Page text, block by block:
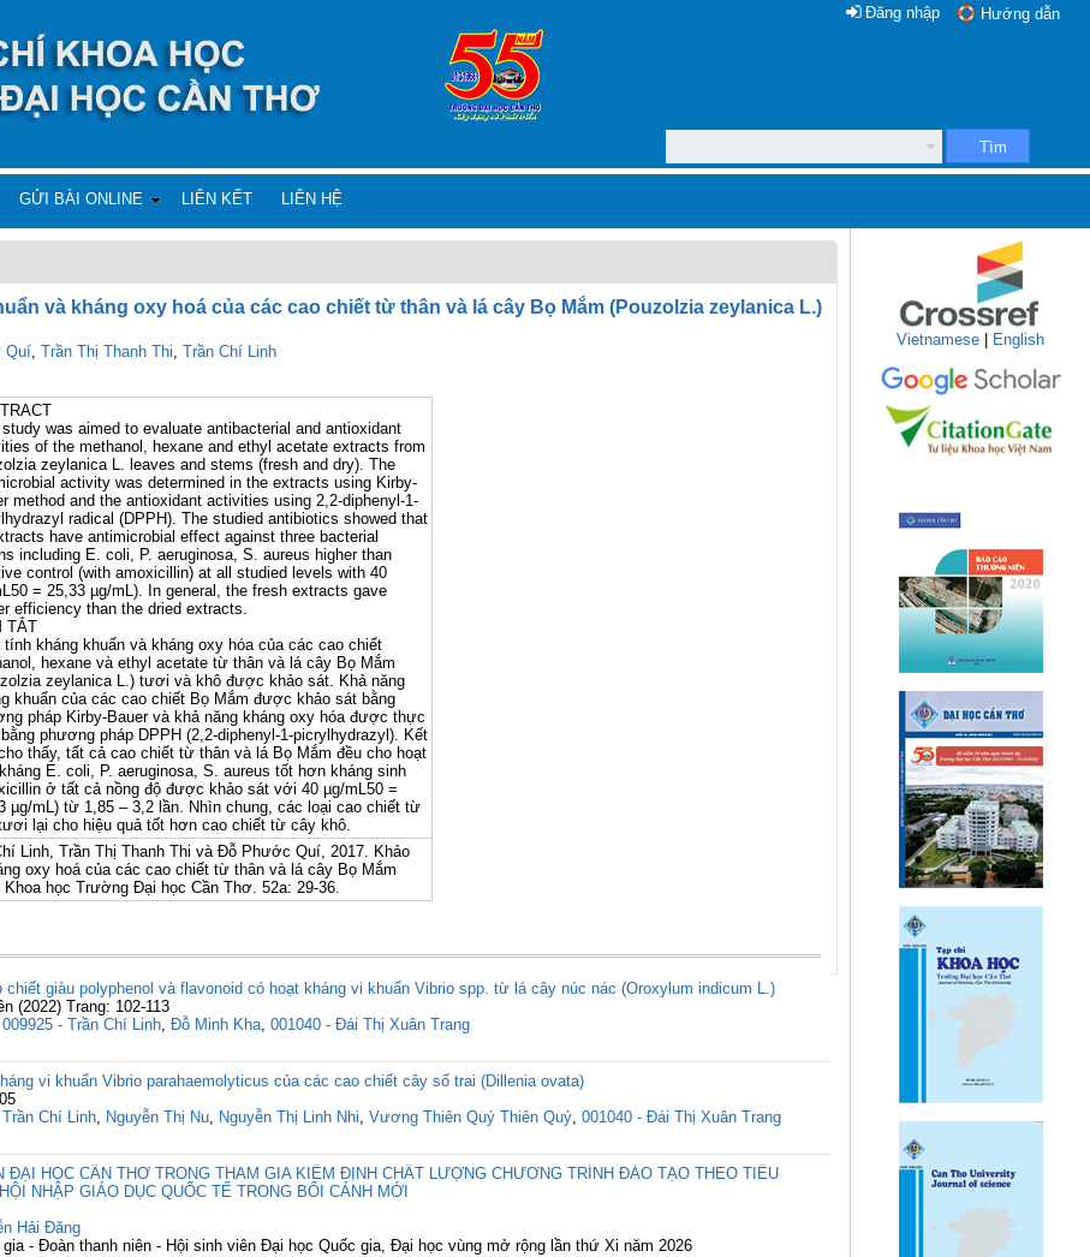
Hướng dẫn
Đăng nhập
Tìm
GỬI BÀI ONLINE LIÊN KẾT LIÊN HỆ
và kháng oxy hoá của các cao chiết từ thân và lá cây Bọ Mắm (Pouzolzia zeylanica L.)
Quí, Trần Thị Thanh Thi, Trần Chí Linh
was aimed to evaluate antibacterial and antioxidant
of the methanol, hexane and ethyl acetate extracts from
zeylanica L. leaves and stems (fresh and dry). The
activity was determined in the extracts using Kirby-
method and the antioxidant activities using 2,2-diphenyl-1-
radical (DPPH). The studied antibiotics showed that
have antimicrobial effect against three bacterial
including E. coli, P. aeruginosa, S. aureus higher than
control (with amoxicillin) at all studied levels with 40
50 = 25,33 µg/mL). In general, the fresh extracts gave
efficiency than the dried extracts.
TẮT
tính kháng khuẩn và kháng oxy hóa của các cao chiết
hexane và ethyl acetate từ thân và lá cây Bọ Mắm
zeylanica L.) tươi và khô được khảo sát. Khả năng
khuẩn của các cao chiết Bọ Mắm được khảo sát bằng
pháp Kirby-Bauer và khả năng kháng oxy hóa được thực
bằng phương pháp DPPH (2,2-diphenyl-1-picrylhydrazyl). Kết
thấy, tất cả cao chiết từ thân và lá Bọ Mắm đều cho hoạt
E. coli, P. aeruginosa, S. aureus tốt hơn kháng sinh
ở tất cả nồng độ được khảo sát với 40 µg/mL50 =
µg/mL) từ 1,85 – 3,2 lần. Nhìn chung, các loại cao chiết từ
lại cho hiệu quả tốt hơn cao chiết từ cây khô.
Linh, Trần Thị Thanh Thi và Đỗ Phước Quí, 2017. Khảo
oxy hoá của các cao chiết từ thân và lá cây Bọ Mắm
Khoa học Trường Đại học Cần Thơ. 52a: 29-36.
giàu polyphenol và flavonoid có hoạt kháng vi khuẩn Vibrio spp. từ lá cây núc nác (Oroxylum indicum L.)
(2022) Trang: 102-113
009925 - Trần Chí Linh, Đỗ Minh Kha, 001040 - Đái Thị Xuân Trang
vi khuẩn Vibrio parahaemolyticus của các cao chiết cây sổ trai (Dillenia ovata)
Trần Chí Linh, Nguyễn Thị Nu, Nguyễn Thị Linh Nhi, Vương Thiên Quý Thiên Quý, 001040 - Đái Thị Xuân Trang
ĐẠI HỌC CẦN THƠ TRONG THAM GIA KIỂM ĐỊNH CHẤT LƯỢNG CHƯƠNG TRÌNH ĐÀO TẠO THEO TIÊU
NHẬP GIÁO DỤC QUỐC TẾ TRONG BỐI CẢNH MỚI
Hải Đăng
- Đoàn thanh niên - Hội sinh viên Đại học Quốc gia, Đại học vùng mở rộng lần thứ Xi năm 2026
Vietnamese English